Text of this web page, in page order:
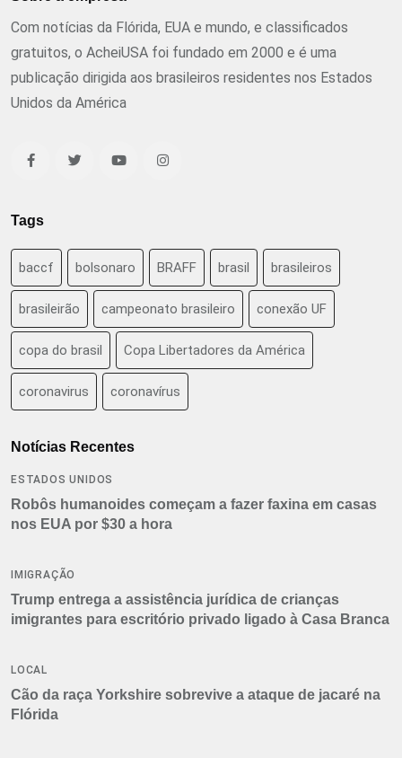
Com notícias da Flórida, EUA e mundo, e classificados
gratuitos, o AcheiUSA foi fundado em 2000 e é uma
publicação dirigida aos brasileiros residentes nos Estados
Unidos da América
Tags
baccf bolsonaro BRAFF brasil brasileiros
brasileirão campeonato brasileiro conexão UF
copa do brasil Copa Libertadores da América
coronavirus coronavírus
Notícias Recentes
ESTADOS UNIDOS
Robôs humanoides começam a fazer faxina em casas
nos EUA por $30 a hora
IMIGRAÇÃO
Trump entrega a assistência jurídica de crianças
imigrantes para escritório privado ligado à Casa Branca
LOCAL
Cão da raça Yorkshire sobrevive a ataque de jacaré na
Flórida